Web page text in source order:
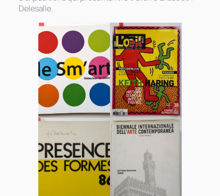
Delesalle.